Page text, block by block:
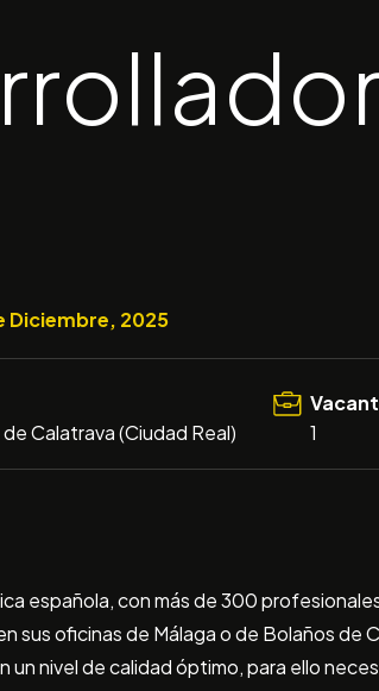
Diciembre, 2025
Calatrava (Ciudad Real)
1
española, con más de 300
sus oficinas de Málaga o de Bolaños
nivel de calidad óptimo, para ello